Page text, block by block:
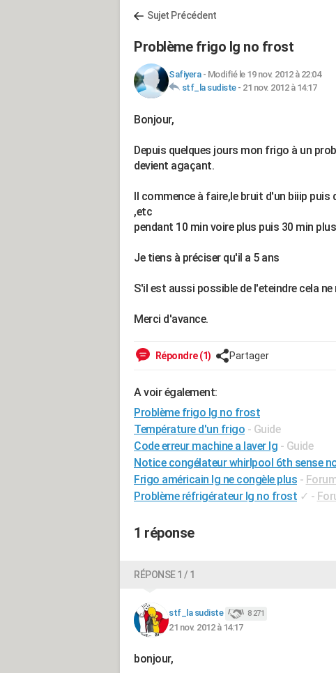
Sujet Précédent
Problème frigo lg no frost
Safiyera- Modifié le 19 nov. 2012 à 22:04
stf_la sudiste- 21 nov. 2012 à 14:17
Bonjour,
Depuis quelques jours mon frigo à un
devient agaçant.
Il commence à faire,le bruit d'un biiip
,etc
pendant 10 min voire plus puis 30 min
Je tiens à préciser qu'il a 5 ans
S'il est aussi possible de l'eteindre cela ne
Merci d'avance.
Répondre (1) Partager
A voir également:
Problème frigo lg no frost
Température d'un frigo - Guide
Code erreur machine a laver lg - Guide
Notice congélateur whirlpool 6th sense
Frigo américain lg ne congèle plus -
Problème réfrigérateur lg no frost ✓ -
1 réponse
RÉPONSE 1 / 1
stf_la sudiste 8 271
21 nov. 2012 à 14:17
bonjour,